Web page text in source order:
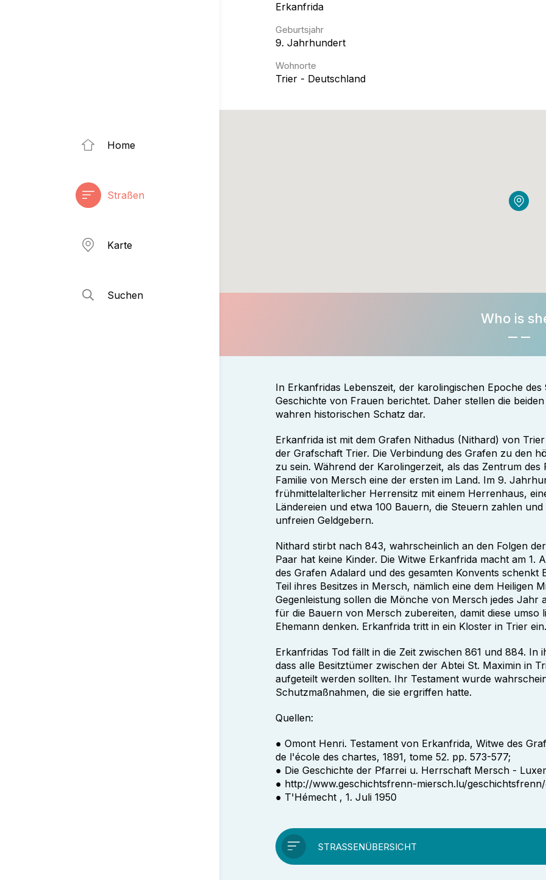
Home
Straßen
Karte
Suchen
Erkanfrida
Geburtsjahr
9. Jahrhundert
Wohnorte
Trier - Deutschland
Who is
In Erkanfridas Lebenszeit, der karolingischen Epoche
Geschichte von Frauen berichtet. Daher stellen die
wahren historischen Schatz dar.
Erkanfrida ist mit dem Grafen Nithadus (Nithard) von
der Grafschaft Trier. Die Verbindung des Grafen zu den
zu sein. Während der Karolingerzeit, als das Zentrum
Familie von Mersch eine der ersten im Land. Im 9.
frühmittelalterlicher Herrensitz mit einem Herrenhaus,
Ländereien und etwa 100 Bauern, die Steuern zahlen
unfreien Geldgebern.
Nithard stirbt nach 843, wahrscheinlich an den Folgen
Paar hat keine Kinder. Die Witwe Erkanfrida macht am 1.
des Grafen Adalard und des gesamten Konvents
Teil ihres Besitzes in Mersch, nämlich eine dem Heiligen
Gegenleistung sollen die Mönche von Mersch jedes Jahr
für die Bauern von Mersch zubereiten, damit diese
Ehemann denken. Erkanfrida tritt in ein Kloster in Trier ein.
Erkanfridas Tod fällt in die Zeit zwischen 861 und 884. In
dass alle Besitztümer zwischen der Abtei St. Maximin in
aufgeteilt werden sollten. Ihr Testament wurde
Schutzmaßnahmen, die sie ergriffen hatte.
Quellen:
● Omont Henri. Testament von Erkanfrida, Witwe des
de l'école des chartes, 1891, tome 52. pp. 573-577;
● Die Geschichte der Pfarrei u. Herrschaft Mersch -
● http://www.geschichtsfrenn-miersch.lu/
● T'Hémecht , 1. Juli 1950
STRASSENÜBERSICHT